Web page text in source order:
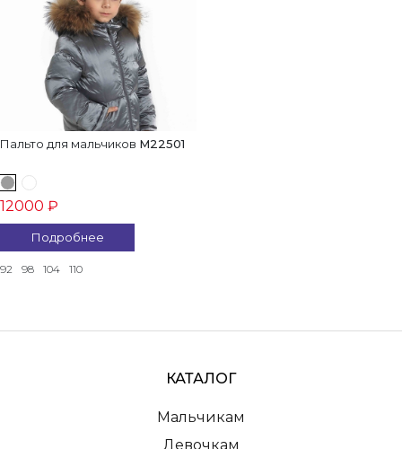
Пальто для мальчиков M22501
12000 ₽
Подробнее
92 98 104 110
КАТАЛОГ
Мальчикам
Девочкам